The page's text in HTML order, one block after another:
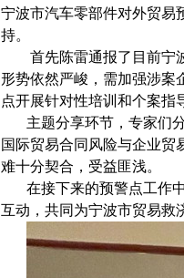
宁波市汽车零部件对外贸易
持。
首先陈雷通报了目前宁
形势依然严峻，需加强涉案
点开展针对性培训和个案指
主题分享环节，专家们
国际贸易合同风险与企业贸
难十分契合，受益匪浅。
在接下来的预警点工作
互动，共同为宁波市贸易救